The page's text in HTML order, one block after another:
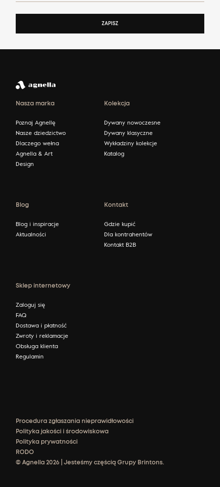
ZAPISZ
Nasza marka
Poznaj Agnellę
Nasze dziedzictwo
Dlaczego wełna
Agnella & Art
Design
Kolekcja
Dywany nowoczesne
Dywany klasyczne
Wykładziny kolekcje
Katalog
Blog
Blog i inspiracje
Aktualności
Kontakt
Gdzie kupić
Dla kontrahentów
Kontakt B2B
Sklep internetowy
Zaloguj się
FAQ
Dostawa i płatność
Zwroty i reklamacje
Obsługa klienta
Regulamin
Procedura zgłaszania nieprawidłowości
Polityka jakości i środowiskowa
Polityka prywatności
RODO
© Agnella 2026 | Jesteśmy częścią Grupy Brintons.